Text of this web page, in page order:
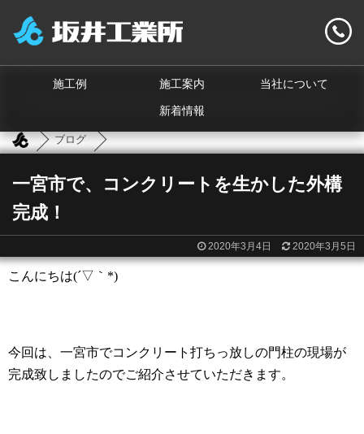
施工例 施工案内 当社について
新着情報
ブログ
一宮市で、コンクリートを生かした外構
完成！
2020年3月4日 2020年3月5日
こんにちは(´▽｀ *)
今回は、一宮市でコンクリート打ちっ放しの門柱の現場が
完成致しましたのでご紹介させていただきます。